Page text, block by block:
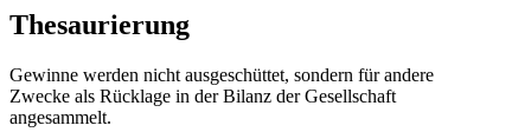
Thesaurierung
Gewinne werden nicht ausgeschüttet, sondern für andere
Zwecke als Rücklage in der Bilanz der Gesellschaft
angesammelt.